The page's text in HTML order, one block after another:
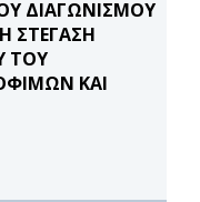
ΔΙΑΓΩΝΙΣΜΟΥ
ΣΤΕΓΑΣΗ
ΤΟΥ
ΚΑΙ